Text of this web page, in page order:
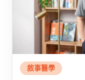
敘事醫學